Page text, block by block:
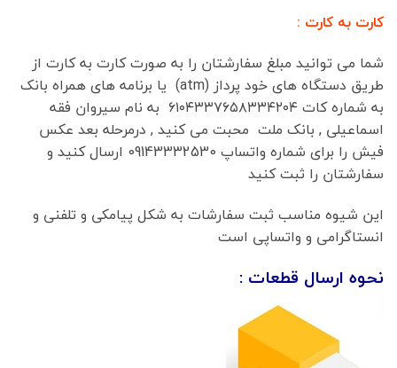
کارت به کارت :
شما می توانید مبلغ سفارشتان را به صورت کارت به کارت از
طریق دستگاه های خود پرداز (atm) یا برنامه های همراه بانک
به شماره کات ۶۱۰۴۳۳۷۶۵۸۳۳۴۲۰۴ به نام سیروان فقه
اسماعیلی , بانک ملت محبت می کنید , درمرحله بعد عکس
فیش را برای شماره واتساپ 09143332530 ارسال کنید و
سفارشتان را ثبت کنید
این شیوه مناسب ثبت سفارشات به شکل پیامکی و تلفنی و
انستاگرامی و واتساپی است
نحوه ارسال قطعات :